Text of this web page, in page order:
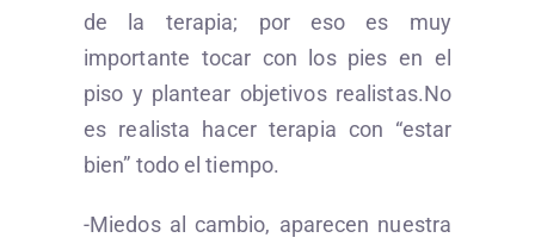
de la terapia; por eso es muy
importante tocar con los pies en el
piso y plantear objetivos realistas.No
es realista hacer terapia con “estar
bien” todo el tiempo.
-Miedos al cambio, aparecen nuestra